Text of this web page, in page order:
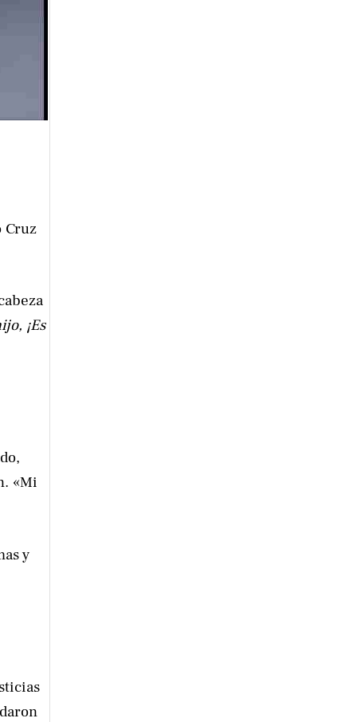
Cruz
¡Es
«Mi
y